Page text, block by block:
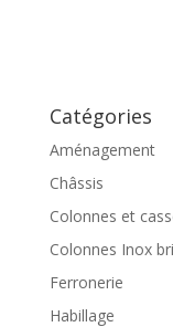
Catégories
Aménagement
Châssis
Colonnes et
Colonnes Inox
Ferronerie
Habillage